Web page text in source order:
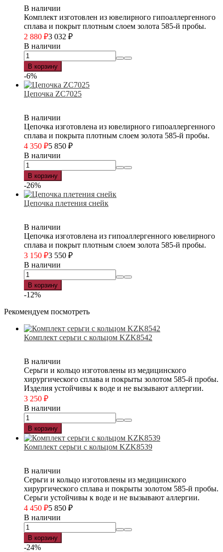
В наличии
Комплект изготовлен из ювелирного гипоаллергенного
сплава и покрыт плотным слоем золота 585-й пробы.
2 880 ₽3 032 ₽
В наличии
В корзину
-6%
Цепочка ZC7025
В наличии
Цепочка изготовлена из ювелирного гипоаллергенного
сплава и покрыта плотным слоем золота 585-й пробы.
4 350 ₽5 850 ₽
В наличии
В корзину
-26%
Цепочка плетения снейк
В наличии
Цепочка изготовлена из гипоаллергенного ювелирного
сплава и покрыт плотным слоем золота 585-й пробы.
3 150 ₽3 550 ₽
В наличии
В корзину
-12%
Рекомендуем посмотреть
Комплект серьги с кольцом KZK8542
В наличии
Серьги и кольцо изготовлены из медицинского
хирургического сплава и покрыты золотом 585-й пробы.
Изделия устойчивы к воде и не вызывают аллергии.
3 250 ₽
В наличии
В корзину
Комплект серьги с кольцом KZK8539
В наличии
Серьги и кольцо изготовлены из медицинского
хирургического сплава и покрыты золотом 585-й пробы.
Серьги устойчивы к воде и не вызывают аллергии.
4 450 ₽5 850 ₽
В наличии
В корзину
-24%